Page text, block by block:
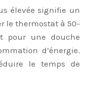
élevée signifie un
le thermostat à 50-
pour une douche
d’énergie.
le temps de